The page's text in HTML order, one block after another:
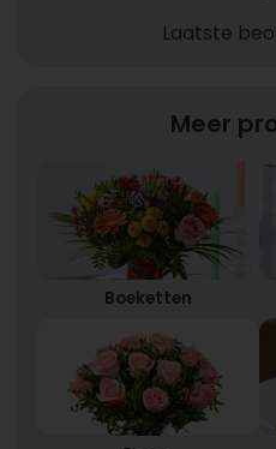
Laatste
Meer
Boeketten